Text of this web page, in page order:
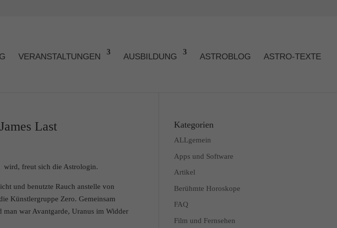
VERANSTALTUNGEN AUSBILDUNG ASTROBLOG ASTRO-TEXTE
Last
wird, freut sich die Astrologin.
und benutzte Rauch anstelle von
Künstlergruppe Zero. Gemeinsam
war Avantgarde, Uranus im Widder
Kategorien
ALLgemein
Apps und Software
Artikel
Berühmte Horoskope
FAQ
Film und Fernsehen